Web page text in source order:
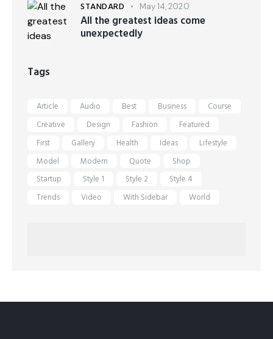
STANDARD May 14, 2020
All the greatest ideas come
unexpectedly
Tags
Article Audio Best Business
Course
Creative
Design Fashion
Featured
First
Gallery Health Ideas
Lifestyle
Model
Modern Quote
Shop
Startup
Style 1 Style 2
Style 4
Trends
Video With Sidebar World